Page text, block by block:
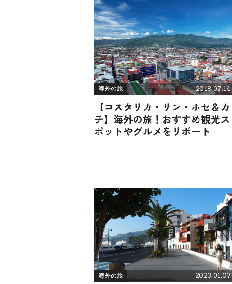
海外の旅 2018.07.14
【コスタリカ・サン・ホセ＆カ
チ】海外の旅！おすすめ観光ス
ポットやグルメをリポート
海外の旅 2023.01.07